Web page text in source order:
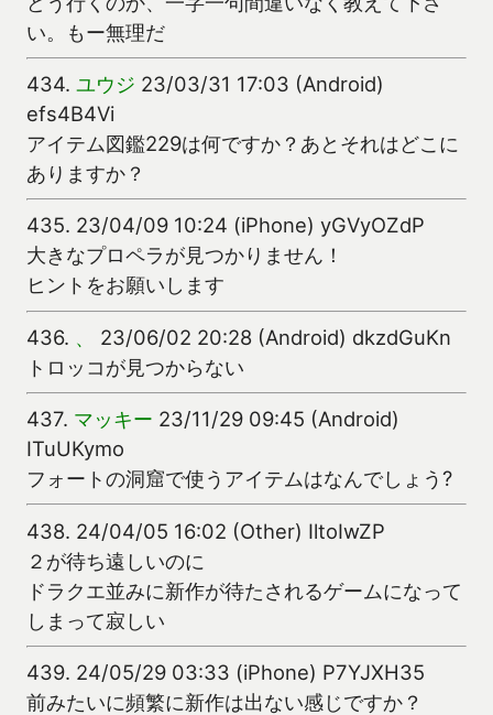
い。もー無理だ
434. ユウジ 23/03/31 17:03 (Android)
efs4B4Vi
アイテム図鑑229は何ですか？あとそれはどこに
ありますか？
435. 23/04/09 10:24 (iPhone) yGVyOZdP
大きなプロペラが見つかりません！
ヒントをお願いします
436. 、
23/06/02 20:28 (Android) dkzdGuKn
トロッコが見つからない
437. マッキー 23/11/29 09:45 (Android)
ITuUKymo
フォートの洞窟で使うアイテムはなんでしょう?
438. 24/04/05 16:02 (Other) IltoIwZP
２が待ち遠しいのに
ドラクエ並みに新作が待たされるゲームになって
しまって寂しい
439. 24/05/29 03:33 (iPhone) P7YJXH35
前みたいに頻繁に新作は出ない感じですか？